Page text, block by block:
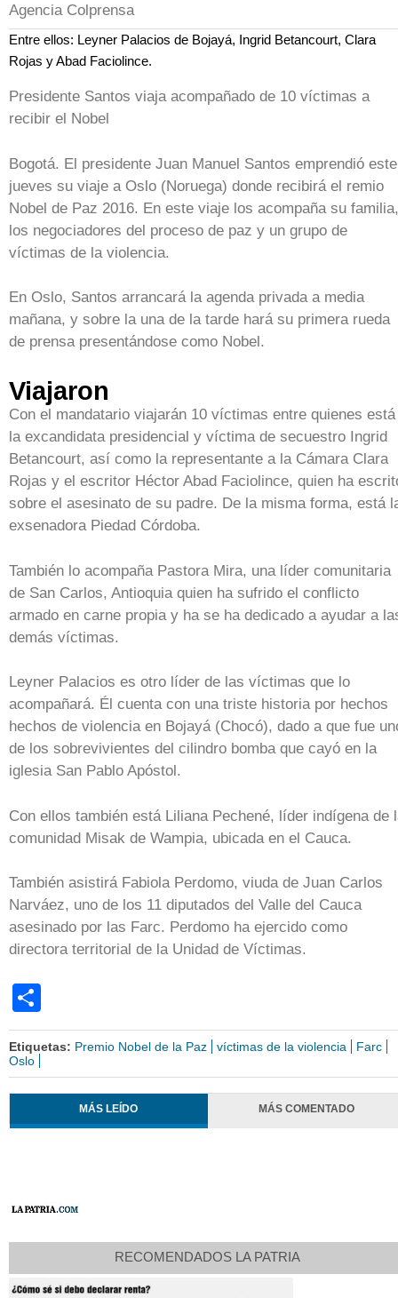
Agencia Colprensa
Entre ellos: Leyner Palacios de Bojayá, Ingrid Betancourt, Clara
Rojas y Abad Faciolince.
Presidente Santos viaja acompañado de 10 víctimas a
recibir el Nobel
Bogotá. El presidente Juan Manuel Santos emprendió este
jueves su viaje a Oslo (Noruega) donde recibirá el remio
Nobel de Paz 2016. En este viaje los acompaña su familia,
los negociadores del proceso de paz y un grupo de
víctimas de la violencia.
En Oslo, Santos arrancará la agenda privada a media
mañana, y sobre la una de la tarde hará su primera rueda
de prensa presentándose como Nobel.
Viajaron
Con el mandatario viajarán 10 víctimas entre quienes está
la excandidata presidencial y víctima de secuestro Ingrid
Betancourt, así como la representante a la Cámara Clara
Rojas y el escritor Héctor Abad Faciolince, quien ha
sobre el asesinato de su padre. De la misma forma, está
exsenadora Piedad Córdoba.
También lo acompaña Pastora Mira, una líder comunitaria
de San Carlos, Antioquia quien ha sufrido el conflicto
armado en carne propia y ha se ha dedicado a ayudar a
demás víctimas.
Leyner Palacios es otro líder de las víctimas que lo
acompañará. Él cuenta con una triste historia por hechos
hechos de violencia en Bojayá (Chocó), dado a que fue
de los sobrevivientes del cilindro bomba que cayó en la
iglesia San Pablo Apóstol.
Con ellos también está Liliana Pechené, líder indígena de
comunidad Misak de Wampia, ubicada en el Cauca.
También asistirá Fabiola Perdomo, viuda de Juan Carlos
Narváez, uno de los 11 diputados del Valle del Cauca
asesinado por las Farc. Perdomo ha ejercido como
directora territorial de la Unidad de Víctimas.
Etiquetas: Premio Nobel de la Paz víctimas de la violencia
Farc
Oslo
MÁS LEÍDO MÁS COMENTADO
RECOMENDADOS LA PATRIA